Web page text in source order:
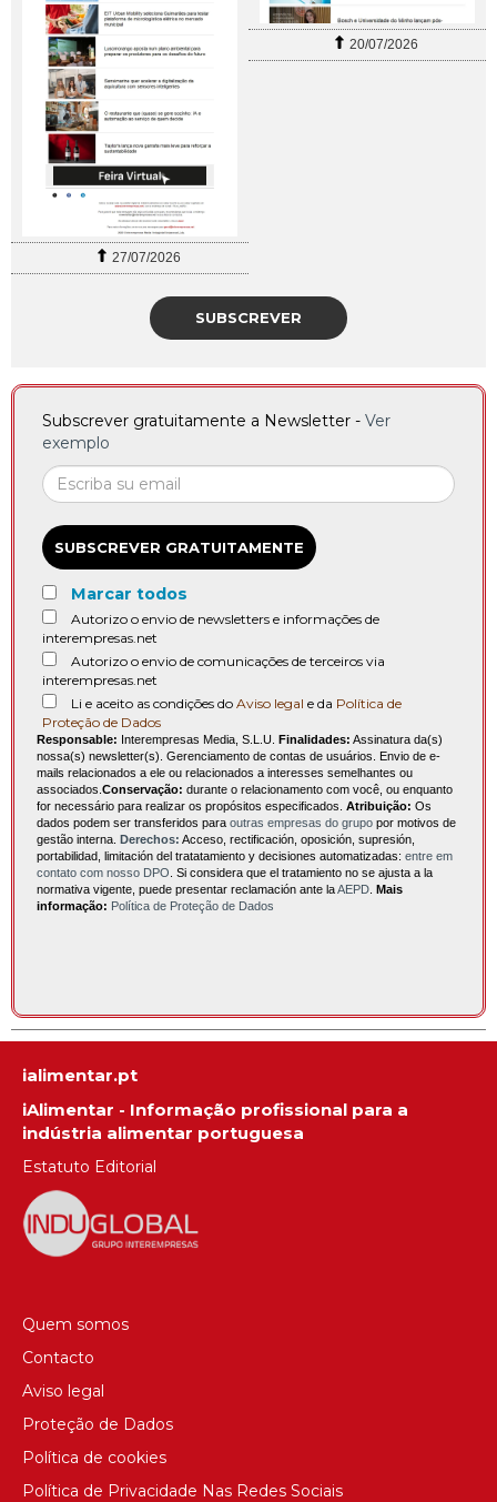
27/07/2026
20/07/2026
SUBSCREVER
Subscrever gratuitamente a Newsletter - Ver
exemplo
SUBSCREVER GRATUITAMENTE
Marcar todos
Autorizo o envio de newsletters e informações de
interempresas.net
Autorizo o envio de comunicações de terceiros via
interempresas.net
Li e aceito as condições do Aviso legal e da Política de
Proteção de Dados
Responsable: Interempresas Media, S.L.U. Finalidades: Assinatura da(s)
nossa(s) newsletter(s). Gerenciamento de contas de usuários. Envio de e-
mails relacionados a ele ou relacionados a interesses semelhantes ou
associados. Conservação: durante o relacionamento com você, ou enquanto
for necessário para realizar os propósitos especificados. Atribuição: Os
dados podem ser transferidos para outras empresas do grupo por motivos de
gestão interna. Derechos: Acceso, rectificación, oposición, supresión,
portabilidad, limitación del tratatamiento y decisiones automatizadas: entre em
contato com nosso DPO . Si considera que el tratamiento no se ajusta a la
normativa vigente, puede presentar reclamación ante laAEPD Mais
informação: Política de Proteção de Dados
ialimentar.pt
iAlimentar - Informação profissional para a
indústria alimentar portuguesa
Estatuto Editorial
Quem somos
Contacto
Aviso legal
Proteção de Dados
Política de cookies
Política de Privacidade Nas Redes Sociais